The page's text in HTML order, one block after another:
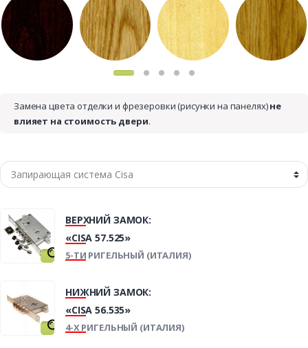
Замена цвета отделки и фрезеровки (рисунки на панелях)не
влияет на стоимость двери.
ВЕРХНИЙ ЗАМОК:
«CISA 57.525»
5-ТИ РИГЕЛЬНЫЙ (ИТАЛИЯ)
НИЖНИЙ ЗАМОК:
«CISA 56.535»
4-Х РИГЕЛЬНЫЙ (ИТАЛИЯ)